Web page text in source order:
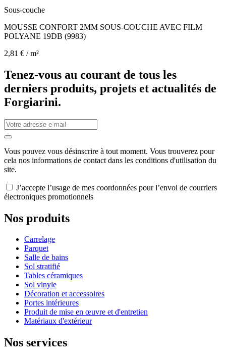
Sous-couche
MOUSSE CONFORT 2MM SOUS-COUCHE AVEC FILM
POLYANE 19DB (9983)
2,81 € / m²
Tenez-vous au courant de tous les
derniers produits, projets et actualités de
Forgiarini.
Vous pouvez vous désinscrire à tout moment. Vous trouverez pour
cela nos informations de contact dans les conditions d'utilisation du
site.
J’accepte l’usage de mes coordonnées pour l’envoi de courriers
électroniques promotionnels
Nos produits
Carrelage
Parquet
Salle de bains
Sol stratifié
Tables céramiques
Sol vinyle
Décoration et accessoires
Portes intérieures
Produit de mise en œuvre et d'entretien
Matériaux d'extérieur
Nos services